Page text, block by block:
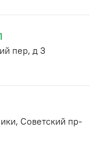
пер, д 3
Советский пр-